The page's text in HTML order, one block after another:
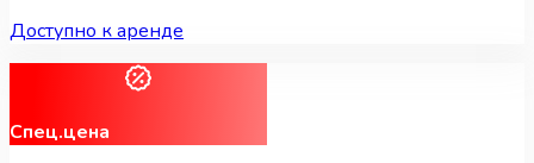
Доступно к аренде
Спец.цена